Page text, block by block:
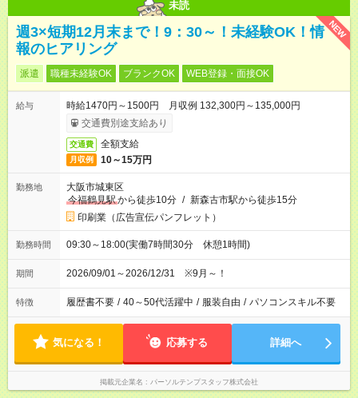
未読
NEW
週3×短期12月末まで！9：30～！未経験OK！情
報のヒアリング
派遣 職種未経験OK ブランクOK WEB登録・面接OK
給与
時給1470円～1500円 月収例 132,300円～135,000円
交通費別途支給あり
交通費 全額支給
月収例 10～15万円
勤務地
大阪市城東区
今福鶴見駅から徒歩10分 / 新森古市駅から徒歩15分
印刷業（広告宣伝パンフレット）
勤務時間 09:30～18:00(実働7時間30分 休憩1時間)
期間 2026/09/01～2026/12/31 ※9月～！
特徴 履歴書不要 / 40～50代活躍中 / 服装自由 / パソコンスキル不要
気になる！ 応募する 詳細へ
掲載元企業名 パーソルテンプスタッフ株式会社